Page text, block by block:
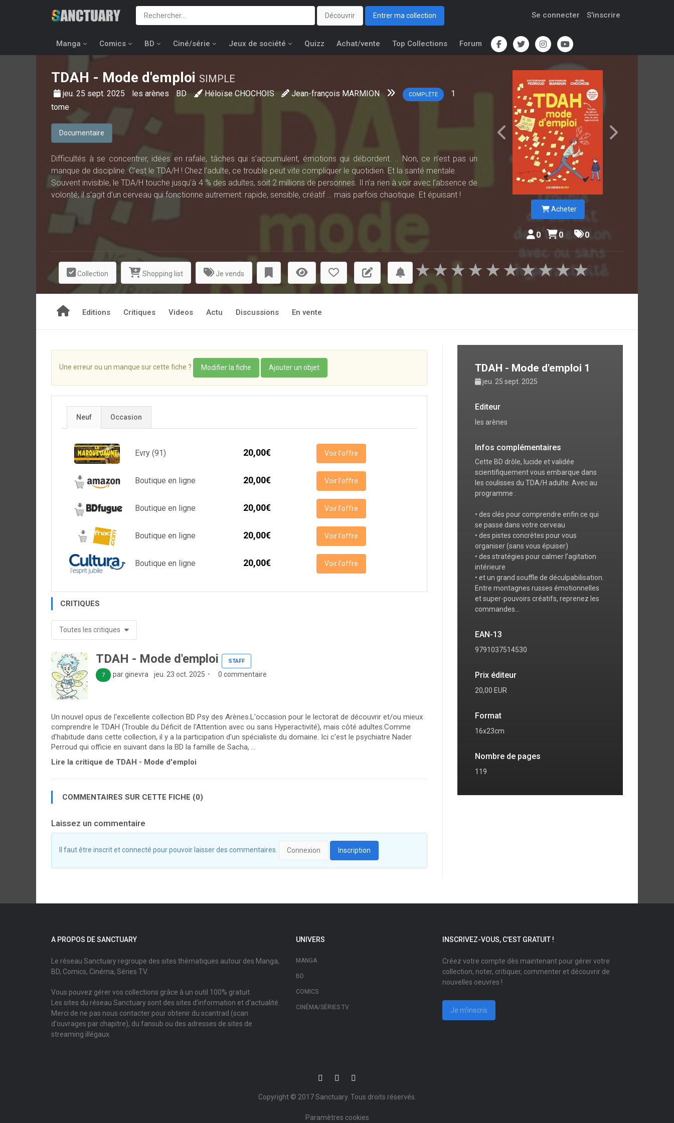
Découvrir Entrer ma collection Se connecter S'inscrire
Manga Comics BD Ciné/série Jeux de société Quizz Achat/vente Top Collections Forum
TDAH - Mode d'emploi SIMPLE
jeu. 25 sept. 2025 les arènes BD Héloïse CHOCHOIS Jean-françois MARMION COMPLÈTE
1
tome
Documentaire
Difficultés à se concentrer, idées en rafale, tâches qui s’accu­mulent, émotions qui débordent. .. Non, ce n’est pas un
manque de discipline. C’est le TDA/H ! Chez l’adulte, ce trouble peut vite compliquer le quotidien. Et la santé mentale.
Souvent invisible, le TDA/H touche jusqu’à 4 % des adultes, soit 2 millions de personnes. Il n’a rien à voir avec l’absence de
volonté; il s’agit d’un cerveau qui fonctionne autrement: rapide, sensible, créatif … mais parfois chaotique. Et épuisant !
Acheter
0 0 0
Collection Shopping list Je vends ★
★
★
★
★
★
★
★
★
★
Editions Critiques Videos Actu Discussions En vente
Une erreur ou un manque sur cette fiche ? Modifier la fiche Ajouter un objet
Neuf Occasion
Evry (91) 20,00€ Voir l'offre
Boutique en ligne 20,00€ Voir l'offre
Boutique en ligne 20,00€ Voir l'offre
Boutique en ligne 20,00€ Voir l'offre
Boutique en ligne 20,00€ Voir l'offre
CRITIQUES
Toutes les critiques
TDAH - Mode d'emploi STAFF
7 par ginevra jeu. 23 oct. 2025 0 commentaire
Un nouvel opus de l'excellente collection BD Psy des Arènes.L'occasion pour le lectorat de découvrir et/ou mieux
comprendre le TDAH (Trouble du Déficit de l'Attention avec ou sans Hyperactivité), mais côté adultes.Comme
d'habitude dans cette collection, il y a la participation d'un spécialiste du domaine. Ici c'est le psychiatre Nader
Perroud qui officie en suivant dans la BD la famille de Sacha, ...
Lire la critique de TDAH - Mode d'emploi
COMMENTAIRES SUR CETTE FICHE (0)
Laissez un commentaire
Il faut être inscrit et connecté pour pouvoir laisser des commentaires. Connexion Inscription
TDAH - Mode d'emploi 1
jeu. 25 sept. 2025
Editeur
les arènes
Infos complémentaires
Cette BD drôle, lucide et validée
scientifiquement vous embarque dans
les coulisses du TDA/H adulte. Avec au
programme :
• des clés pour comprendre enfin ce qui
se passe dans votre cerveau
• des pistes concrètes pour vous
organiser (sans vous épuiser)
• des stratégies pour calmer l’agitation
intérieure
• et un grand souffle de déculpabilisation.
Entre montagnes russes émotionnelles
et super-pouvoirs créatifs, reprenez les
commandes…
EAN-13
9791037514530
Prix éditeur
20,00 EUR
Format
16x23cm
Nombre de pages
119
A PROPOS DE SANCTUARY
Le réseau Sanctuary regroupe des sites thématiques autour des Manga,
BD, Comics, Cinéma, Séries TV.
Vous pouvez gérer vos collections grâce à un outil 100% gratuit.
Les sites du réseau Sanctuary sont des sites d'information et d'actualité.
Merci de ne pas nous contacter pour obtenir du scantrad (scan
d'ouvrages par chapitre), du fansub ou des adresses de sites de
streaming illégaux.
UNIVERS
MANGA
BD
COMICS
CINÉMA/SÉRIES TV
INSCRIVEZ-VOUS, C'EST GRATUIT !
Créez votre compte dès maintenant pour gérer votre
collection, noter, critiquer, commenter et découvrir de
nouvelles oeuvres !
Je m'inscris
Copyright © 2017Sanctuary. Tous droits réservés.
Paramètres cookies